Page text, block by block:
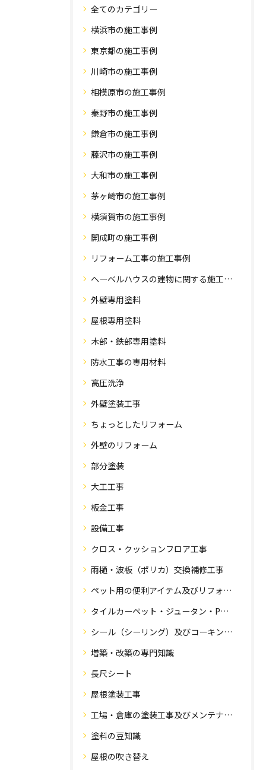
全てのカテゴリー
横浜市の施工事例
東京都の施工事例
川崎市の施工事例
相模原市の施工事例
秦野市の施工事例
鎌倉市の施工事例
藤沢市の施工事例
大和市の施工事例
茅ヶ崎市の施工事例
横須賀市の施工事例
開成町の施工事例
リフォーム工事の施工事例
ヘーベルハウスの建物に関する施工事例
外壁専用塗料
屋根専用塗料
木部・鉄部専用塗料
防水工事の専用材料
高圧洗浄
外壁塗装工事
ちょっとしたリフォーム
外壁のリフォーム
部分塗装
大工工事
板金工事
設備工事
クロス・クッションフロア工事
雨樋・波板（ポリカ）交換補修工事
ペット用の便利アイテム及びリフォーム工事
タイルカーペット・ジュータン・Pタイル・床・フローリング工事
シール（シーリング）及びコーキング工事の専門知識
増築・改築の専門知識
長尺シート
屋根塗装工事
工場・倉庫の塗装工事及びメンテナンス
塗料の豆知識
屋根の吹き替え